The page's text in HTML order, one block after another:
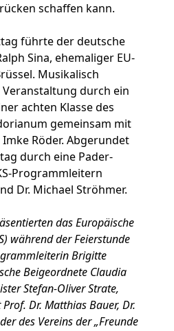
schaffen kann.
führte der deutsche
Sina, ehemaliger EU-
Musikalisch
durch ein
achten Klasse des
gemeinsam mit
Röder. Abgerundet
durch eine Pader-
Programmleitern
Dr. Michael Ströhmer.
das Europäische
während der Feierstunde
Brigitte
Beigeordnete Claudia
Stefan-Oliver Strate,
Dr. Matthias Bauer, Dr.
des Vereins der „Freunde